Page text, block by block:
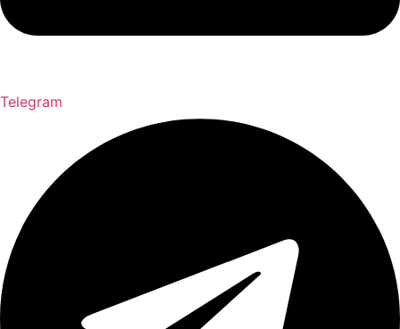
Telegram